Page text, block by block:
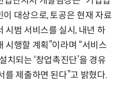
대상으로, 토공은 현재 자료
시범 서비스를 실시, 내년 하
시행할 계획”이라며 “서비스
치되는 ‘창업촉진단’을 경유
를 제출하면 된다”고 밝혔다.